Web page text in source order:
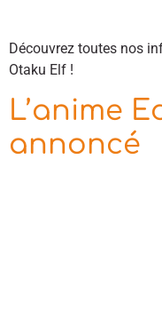
Découvrez toutes nos
Otaku Elf !
L’anime
annoncé